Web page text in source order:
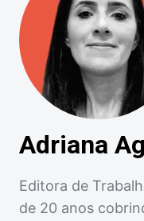
Adriana
Editora de
de 20 anos